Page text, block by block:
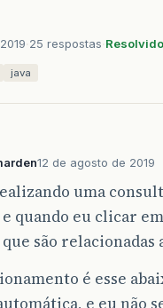
25 respostas Resolvido
java
12 de agosto de 2019
uma
e quando eu clicar
são relacionadas
é esse